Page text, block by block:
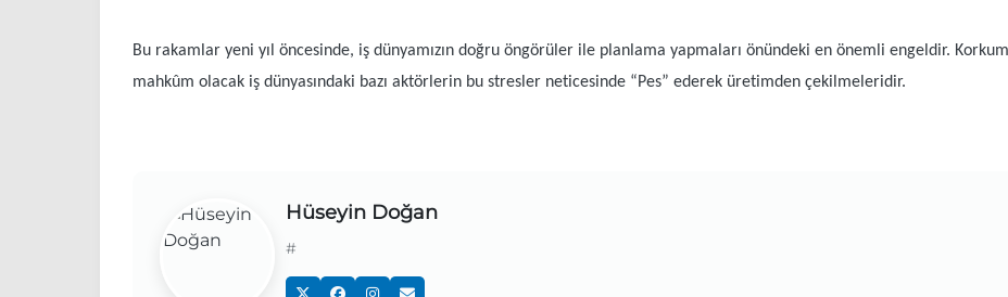
Bu rakamlar yeni yıl öncesinde, iş dünyamızın doğru öngörüler ile planlama yapmaları önündeki en önemli engeldir.
mahkûm olacak iş dünyasındaki bazı aktörlerin bu stresler neticesinde “Pes” ederek üretimden çekilmeleridir.
Hüseyin Doğan
#